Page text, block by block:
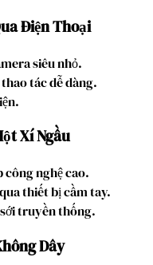
Điện Thoại
siêu nhỏ.
tác dễ dàng.
Xí Ngầu
công nghệ cao.
thiết bị cầm tay.
truyền thống.
Dây